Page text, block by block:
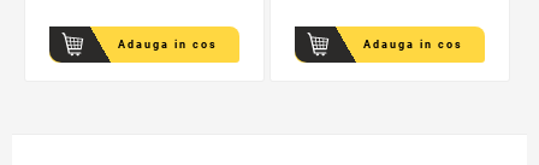
Adauga in cos Adauga in cos